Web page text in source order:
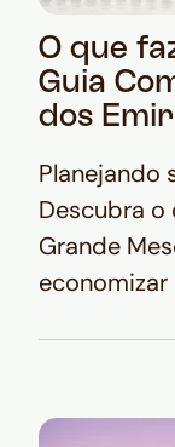
O que
Guia
dos
Planejando
Descubra o
Grande